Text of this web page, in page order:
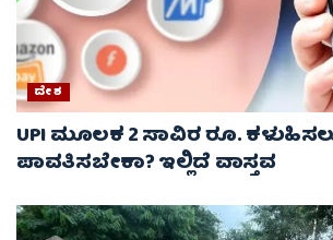
ದೇಶ
UPI ಮೂಲಕ 2 ಸಾವಿರ ರೂ.
ಪಾವತಿಸಬೇಕಾ? ಇಲ್ಲಿದೆ ವಾಸ್ತವ